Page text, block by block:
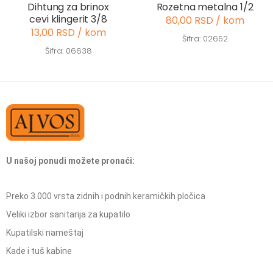
Dihtung za brinox
cevi klingerit 3/8
13,00 RSD / kom
Šifra: 06638
Rozetna metalna 1/2
80,00 RSD / kom
Šifra: 02652
U našoj ponudi možete pronaći:
Preko 3.000 vrsta zidnih i podnih keramičkih pločica
Veliki izbor sanitarija za kupatilo
Kupatilski nameštaj
Kade i tuš kabine